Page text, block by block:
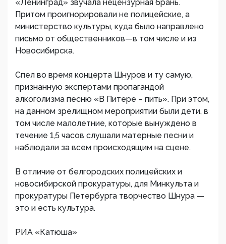
«Ленинград» звучала нецензурная брань.
Притом проигнорировали не полицейские, а
министерство культуры, куда было направлено
письмо от общественников—в том числе и из
Новосибирска.
Спел во время концерта Шнуров и ту самую,
признанную экспертами пропагандой
алкоголизма песню «В Питере – пить». При этом,
на данном зрелищном мероприятии были дети, в
том числе малолетние, которые вынуждено в
течение 1,5 часов слушали матерные песни и
наблюдали за всем происходящим на сцене.
В отличие от белгородских полицейских и
новосибирской прокуратуры, для Минкульта и
прокуратуры Петербурга творчество Шнура —
это и есть культура.
РИА «Катюша»